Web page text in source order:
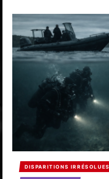
DISPARITIONS IRRÉSOLUES